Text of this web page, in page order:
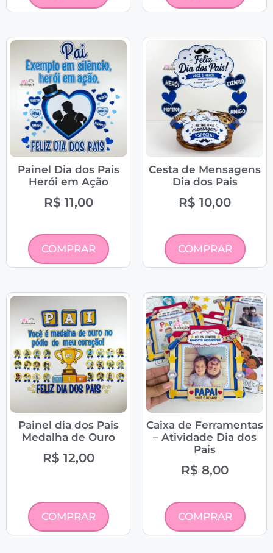
Painel Dia dos Pais
Herói em Ação
R$ 11,00
COMPRAR
Cesta de Mensagens
Dia dos Pais
R$ 10,00
COMPRAR
Painel dia dos Pais
Medalha de Ouro
R$ 12,00
COMPRAR
Caixa de Ferramentas
– Atividade Dia dos
Pais
R$ 8,00
COMPRAR